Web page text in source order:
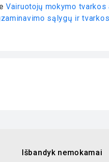
Vairuotojų mokymo tvarkos
sąlygų ir
Išbandyk nemokamai